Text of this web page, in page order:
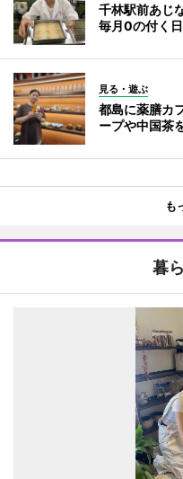
千林駅前あじ
毎月0の付く
見る・遊ぶ
都島に薬膳カ
ープや中国茶
も
暮